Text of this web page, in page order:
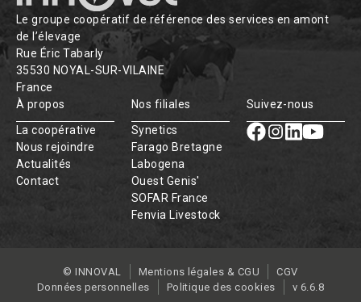
Le groupe coopératif de référence des services en amont
de l’élevage
Rue Éric Tabarly
35530 NOYAL-SUR-VILAINE
France
À propos
La coopérative
Nous rejoindre
Actualités
Contact
Nos filiales
Synetics
Farago Bretagne
Labogena
Ouest Genis'
SOFAR France
Fenvia Livestock
Suivez-nous
© INNOVAL Mentions légales & CGU
CGV
Données personnelles
Politique des cookies v 6.6.8